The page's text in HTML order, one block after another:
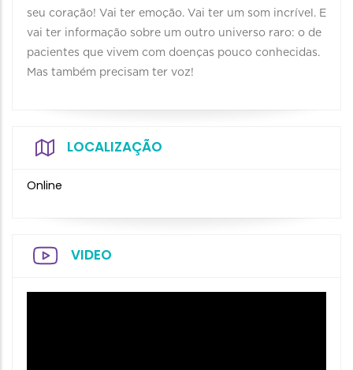
seu coração! Vai ter emoção. Vai ter um som incrível. E
vai ter informação sobre um outro universo raro: o de
pacientes que vivem com doenças pouco conhecidas.
Mas também precisam ter voz!
LOCALIZAÇÃO
Online
VIDEO